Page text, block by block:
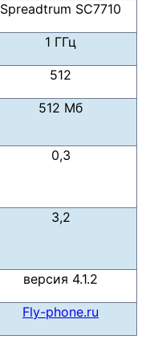
Spreadtrum SC7710
1 ГГц
512
512 Мб
0,3
3,2
версия 4.1.2
Fly-phone.ru